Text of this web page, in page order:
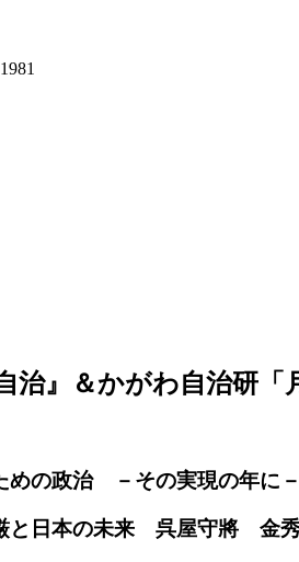
』＆かがわ自治研「
めの政治 －その実現の年に
と日本の未来 呉屋守將 金